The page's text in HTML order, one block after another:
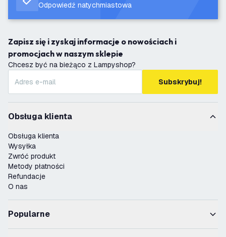
Odpowiedź natychmiastowa
Zapisz się i zyskaj informacje o nowościach i
promocjach w naszym sklepie
Chcesz być na bieżąco z Lampyshop?
Subskrybuj!
Obsługa klienta
Obsługa klienta
Wysyłka
Zwróć produkt
Metody płatności
Refundacje
O nas
Popularne